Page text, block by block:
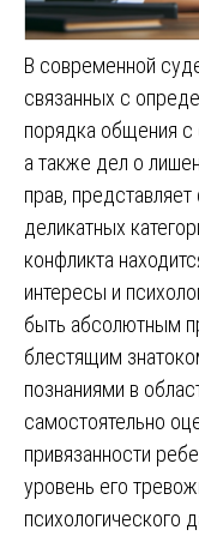
В современной
связанных с
порядка общения
а также дел о
прав,
деликатных
конфликта
интересы и
быть абсолютным
блестящим
познаниями в
самостоятельно
привязанности
уровень его
психологического